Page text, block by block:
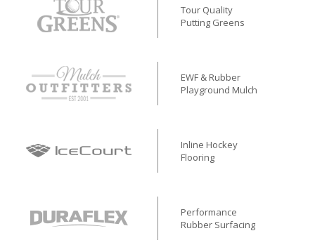
Tour Quality
Putting Greens
EWF & Rubber
Playground Mulch
Inline Hockey
Flooring
Performance
Rubber Surfacing